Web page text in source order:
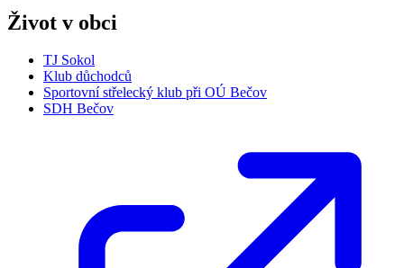
Život v obci
TJ Sokol
Klub důchodců
Sportovní střelecký klub při OÚ Bečov
SDH Bečov